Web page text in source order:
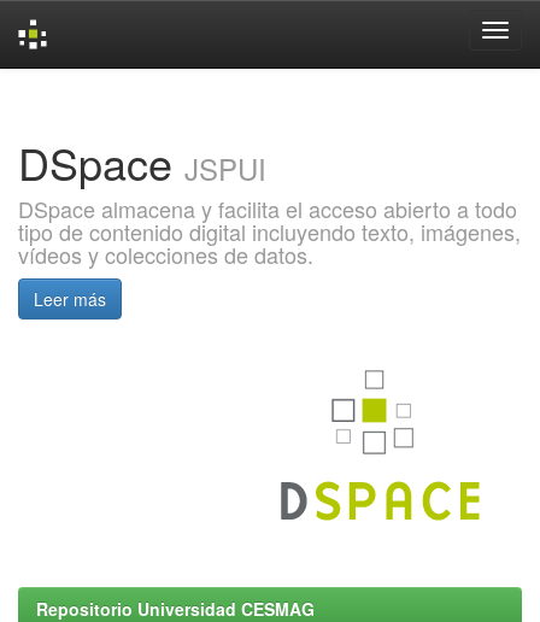
DSpace JSPUI
DSpace almacena y facilita el acceso abierto a todo
tipo de contenido digital incluyendo texto, imágenes,
vídeos y colecciones de datos.
Leer más
Repositorio Universidad CESMAG